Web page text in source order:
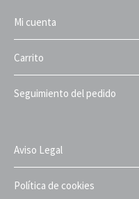
Mi cuenta
Carrito
Seguimiento del pedido
Aviso Legal
Política de cookies